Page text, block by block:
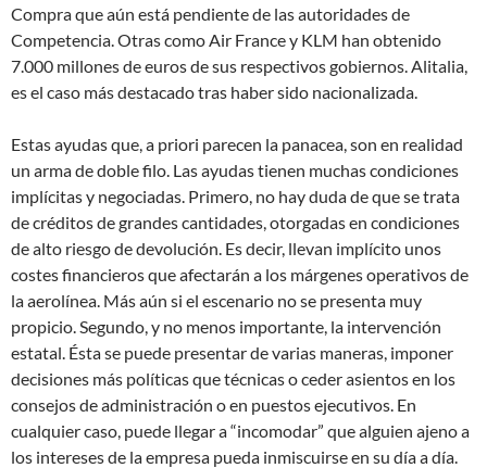
Compra que aún está pendiente de las autoridades de
Competencia. Otras como Air France y KLM han obtenido
7.000 millones de euros de sus respectivos gobiernos. Alitalia,
es el caso más destacado tras haber sido nacionalizada.
Estas ayudas que, a priori parecen la panacea, son en realidad
un arma de doble filo. Las ayudas tienen muchas condiciones
implícitas y negociadas. Primero, no hay duda de que se trata
de créditos de grandes cantidades, otorgadas en condiciones
de alto riesgo de devolución. Es decir, llevan implícito unos
costes financieros que afectarán a los márgenes operativos de
la aerolínea. Más aún si el escenario no se presenta muy
propicio. Segundo, y no menos importante, la intervención
estatal. Ésta se puede presentar de varias maneras, imponer
decisiones más políticas que técnicas o ceder asientos en los
consejos de administración o en puestos ejecutivos. En
cualquier caso, puede llegar a “incomodar” que alguien ajeno a
los intereses de la empresa pueda inmiscuirse en su día a día.